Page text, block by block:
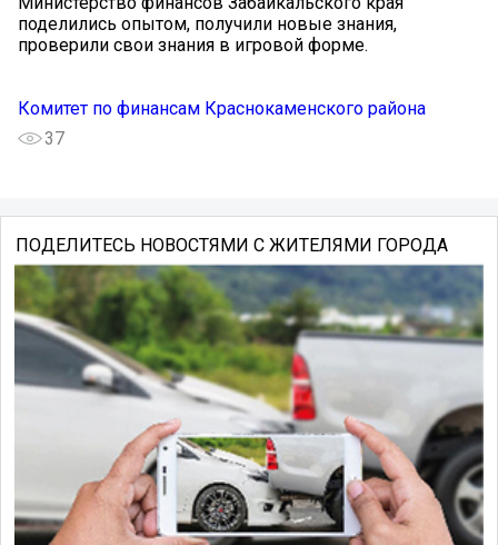
поделились опытом, получили новые знания,
проверили свои знания в игровой форме.
Комитет по финансам Краснокаменского района
37
ПОДЕЛИТЕСЬ НОВОСТЯМИ С ЖИТЕЛЯМИ ГОРОДА